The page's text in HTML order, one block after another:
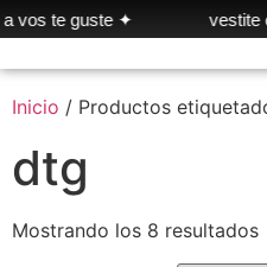
vos te guste ✦ vestite
Inicio / Productos
dtg
Mostrando los 8 resultados